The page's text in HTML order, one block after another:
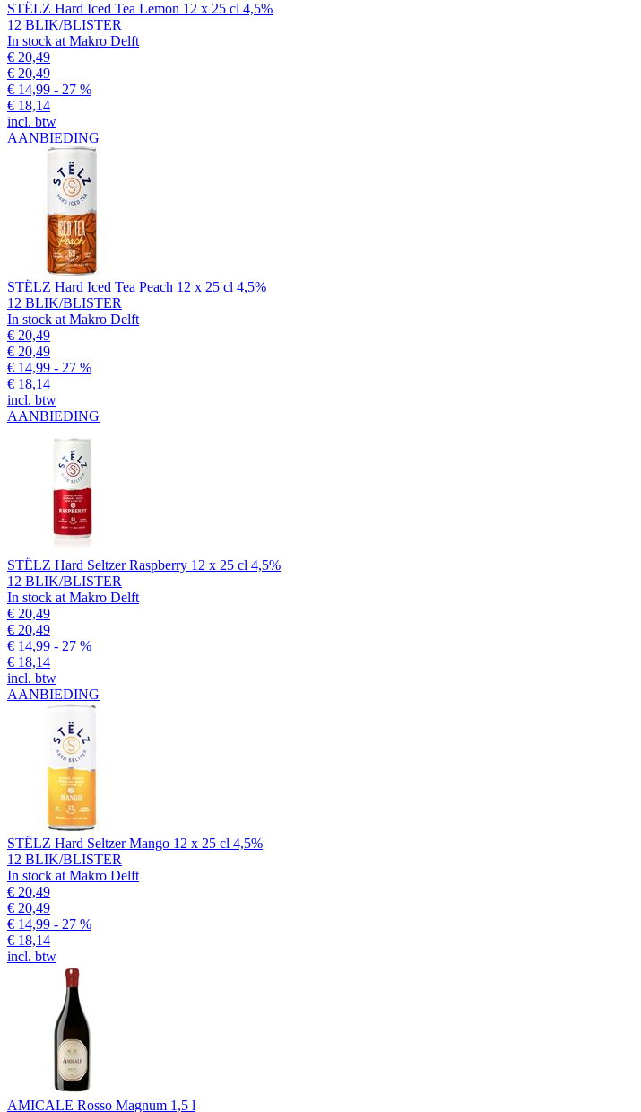
STËLZ Hard Iced Tea Lemon 12 x 25 cl 4,5%
12 BLIK/BLISTER
In stock at Makro Delft
€ 20,49
€ 20,49
€ 14,99 - 27 %
€ 18,14
incl. btw
AANBIEDING
STËLZ Hard Iced Tea Peach 12 x 25 cl 4,5%
12 BLIK/BLISTER
In stock at Makro Delft
€ 20,49
€ 20,49
€ 14,99 - 27 %
€ 18,14
incl. btw
AANBIEDING
STËLZ Hard Seltzer Raspberry 12 x 25 cl 4,5%
12 BLIK/BLISTER
In stock at Makro Delft
€ 20,49
€ 20,49
€ 14,99 - 27 %
€ 18,14
incl. btw
AANBIEDING
STËLZ Hard Seltzer Mango 12 x 25 cl 4,5%
12 BLIK/BLISTER
In stock at Makro Delft
€ 20,49
€ 20,49
€ 14,99 - 27 %
€ 18,14
incl. btw
AMICALE Rosso Magnum 1,5 l